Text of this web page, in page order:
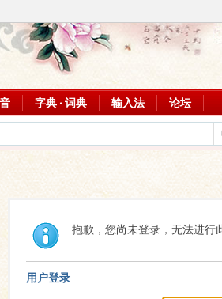
字典 · 词典 输入法 论坛
抱歉，您尚未登录，无法进行
用户登录